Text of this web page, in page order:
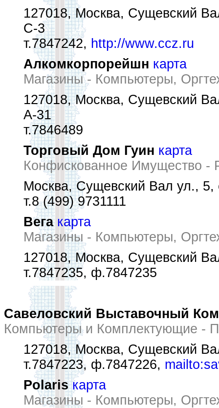
127018, Москва, Сущевский
С-3
т.7847242, http://www.ccz.ru
Алкомкорпорейшн карта
Магазины - Компьютеры,
127018, Москва, Сущевский
А-31
т.7846489
Торговый Дом Гуин карта
Конфискованное Имущество -
Москва, Сущевский Вал ул., 5,
т.8 (499) 9731111
Вега карта
Магазины - Компьютеры,
127018, Москва, Сущевский
т.7847235, ф.7847235
Савеловский Выставочный
Компьютеры и Комплектующие -
127018, Москва, Сущевский
т.7847223, ф.7847226,
Polaris карта
Магазины - Компьютеры,